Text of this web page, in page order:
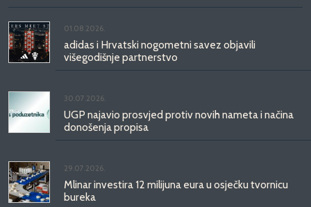
01.08.2026.
adidas i Hrvatski nogometni savez objavili
višegodišnje partnerstvo
30.07.2026.
UGP najavio prosvjed protiv novih nameta i načina
donošenja propisa
29.07.2026.
Mlinar investira 12 milijuna eura u osječku tvornicu
bureka